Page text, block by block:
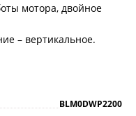
мотора, двойное
– вертикальное.
BLM0DWP2200